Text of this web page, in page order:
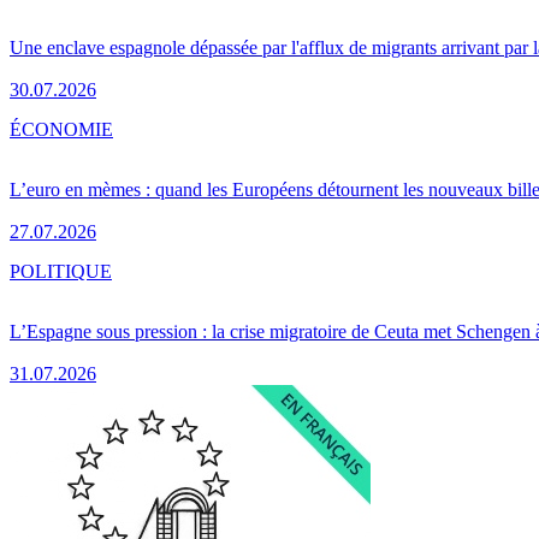
Une enclave espagnole dépassée par l'afflux de migrants arrivant par
30.07.2026
L’euro en mèmes : quand les Européens détournent les nouveaux
27.07.2026
ÉCONOMIE
L’Espagne sous pression : la crise migratoire de Ceuta met Schengen
31.07.2026
POLITIQUE